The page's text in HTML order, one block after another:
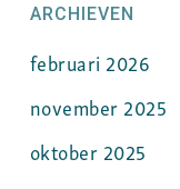
ARCHIEVEN
februari 2026
november 2025
oktober 2025